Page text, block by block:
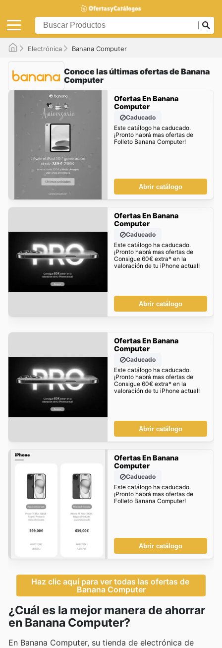
Electrónica Banana Computer
Conoce las últimas ofertas de Banana
Computer
Ofertas En Banana
Computer
Caducado
Este catálogo ha caducado.
¡Pronto habrá mas ofertas de
Folleto Banana Computer!
Abrir catálogo
Ofertas En Banana
Computer
Caducado
Este catálogo ha caducado.
¡Pronto habrá mas ofertas de
Consigue 60€ extra* en la
valoración de tu iPhone actual!
Abrir catálogo
Ofertas En Banana
Computer
Caducado
Este catálogo ha caducado.
¡Pronto habrá mas ofertas de
Consigue 60€ extra* en la
valoración de tu iPhone actual!
Abrir catálogo
Ofertas En Banana
Computer
Caducado
Este catálogo ha caducado.
¡Pronto habrá mas ofertas de
Folleto Banana Computer!
Abrir catálogo
Haz clic aquí para ver todas las ofertas de
Banana Computer
¿Cuál es la mejor manera de ahorrar
en Banana Computer?
En Banana Computer, su tienda de electrónica de